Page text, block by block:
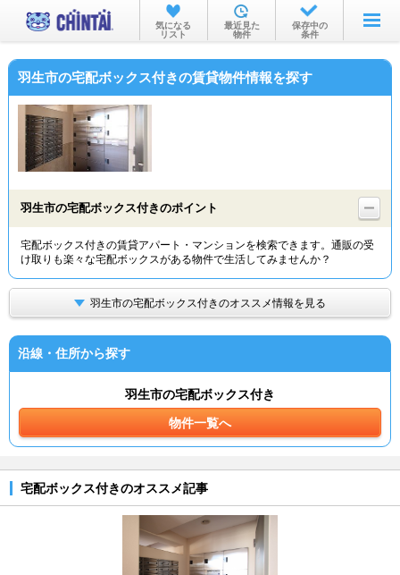
お部屋を探す
沿線・駅から
物件特集から
TOP
気になる
リスト
最近見た
物件
保存中の
条件
羽生市の宅配ボックス付きの賃貸物件情報を探す
羽生市の宅配ボックス付きのポイント
宅配ボックス付きの賃貸アパート・マンションを検索できます。通販の受
け取りも楽々な宅配ボックスがある物件で生活してみませんか？
羽生市の宅配ボックス付きのオススメ情報を見る
沿線・住所から探す
羽生市の宅配ボックス付き
物件一覧へ
宅配ボックス付きのオススメ記事